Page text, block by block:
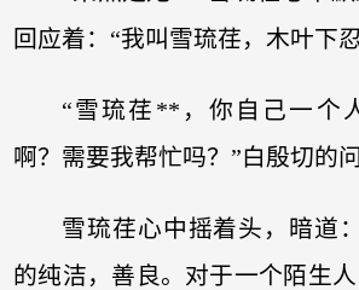
回应着：“我叫雪琉荏，木叶下
“雪琉荏**，你自己一个
啊？需要我帮忙吗？”白殷切的问
雪琉荏心中摇着头，暗道
的纯洁，善良。对于一个陌生